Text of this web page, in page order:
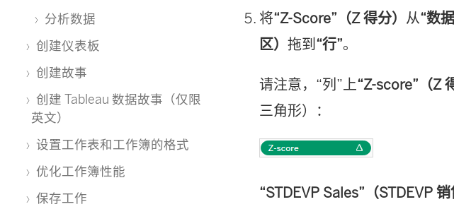
分析数据
创建仪表板
创建故事
创建 Tableau 数据故事（仅限
英文）
设置工作表和工作簿的格式
优化工作簿性能
保存工作
将“Z-Score”（Z 得分） 从“数
区）拖到 “行”。
请注意，“列”上“Z-score”（Z
三角形）：
“STDEVP Sales”（STDEVP 销